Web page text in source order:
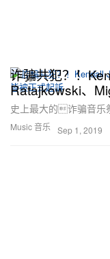
Music 音乐
诈骗共犯？！
Ratajkowski、
史上最大的诈骗音乐
Sep 1, 2019